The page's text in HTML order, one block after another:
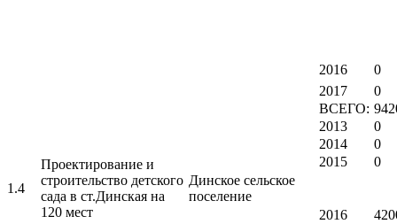
2016
0
2017
0
1.4
Проектирование и
строительство детского
сада в ст.Динская на
120 мест
Динское сельское
поселение
ВСЕГО:
2013
0
2014
0
2015
0
2016